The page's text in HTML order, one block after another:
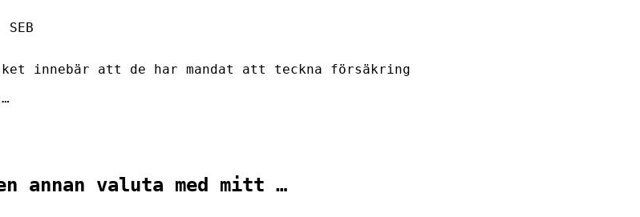
innebär att de har mandat att teckna försäkring
annan valuta med mitt …